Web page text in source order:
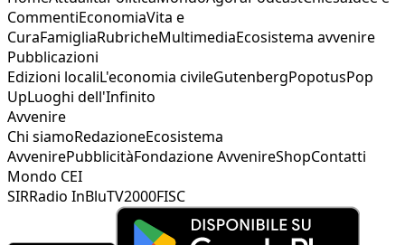
CommentiEconomiaVita e
CuraFamigliaRubricheMultimediaEcosistema avvenire
Pubblicazioni
Edizioni localiL'economia civileGutenbergPopotusPop
UpLuoghi dell'Infinito
Avvenire
Chi siamoRedazioneEcosistema
AvvenirePubblicitàFondazione AvvenireShopContatti
Mondo CEI
SIRRadio InBluTV2000FISC